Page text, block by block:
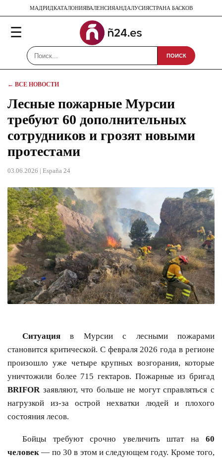
МАДРИДКАТАЛОНИЯВАЛЕНСИЯАНДАЛУСИЯСТРАНА БАСКОВ
☰
ПОИСК
← ВСЕ НОВОСТИ
Лесные пожарные Мурсии
требуют 60 дополнительных
сотрудников и грозят новыми
протестами
03.06.2026 | España 24
Ситуация в Мурсии с лесными пожарами
становится критической. С февраля 2026 года в регионе
произошло уже четыре крупных возгорания, которые
уничтожили более 715 гектаров. Пожарные из бригад
BRIFORзаявляют, что больше не могут справляться с
нагрузкой из-за острой нехватки людей и плохого
состояния лесов.
Бойцы требуют срочно увеличить штат на 60
человек — по 30 в этом и следующем году. Кроме того,